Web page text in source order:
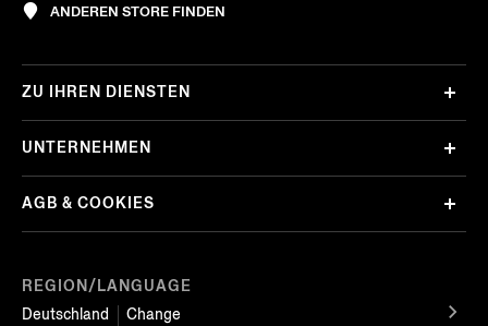
ANDEREN STORE FINDEN
REGION/LANGUAGE
Deutschland
Change
ZU IHREN DIENSTEN
UNTERNEHMEN
AGB & COOKIES